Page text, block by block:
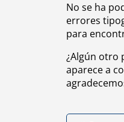
No se ha
errores
para
¿Algún otro
aparece a